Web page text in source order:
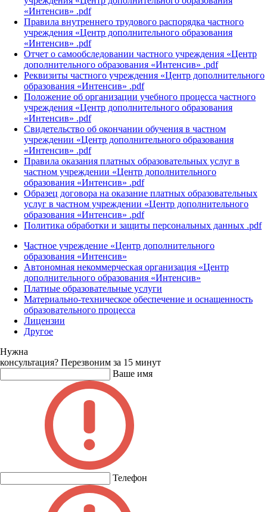
«Интенсив» .pdf
Правила внутреннего трудового распорядка частного
учреждения «Центр дополнительного образования
«Интенсив» .pdf
Отчет о самообследовании частного учреждения «Центр
дополнительного образования «Интенсив» .pdf
Реквизиты частного учреждения «Центр дополнительного
образования «Интенсив» .pdf
Положение об организации учебного процесса частного
учреждения «Центр дополнительного образования
«Интенсив» .pdf
Свидетельство об окончании обучения в частном
учреждении «Центр дополнительного образования
«Интенсив» .pdf
Правила оказания платных образовательных услуг в
частном учреждении «Центр дополнительного
образования «Интенсив» .pdf
Образец договора на оказание платных образовательных
услуг в частном учреждении «Центр дополнительного
образования «Интенсив» .pdf
Политика обработки и защиты персональных данных .pdf
Частное учреждение «Центр дополнительного
образования «Интенсив»
Автономная некоммерческая организация «Центр
дополнительного образования «Интенсив»
Платные образовательные услуги
Материально-техническое обеспечение и оснащенность
образовательного процесса
Лицензии
Другое
Нужна
консультация? Перезвоним за 15 минут
Ваше имя
Телефон